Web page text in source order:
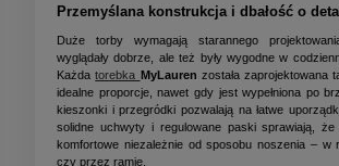
Przemyślana konstrukcja i dbałość o
Duże torby wymagają starannego
wyglądały dobrze, ale też były wygodne w
Każdatorebka MyLauren została zaprojektowana
idealne proporcje, nawet gdy jest wypełniona po
kieszonki i przegródki pozwalają na łatwe
solidne uchwyty i regulowane paski sprawiają,
komfortowe niezależnie od sposobu noszenia – w
czy przez ramię.